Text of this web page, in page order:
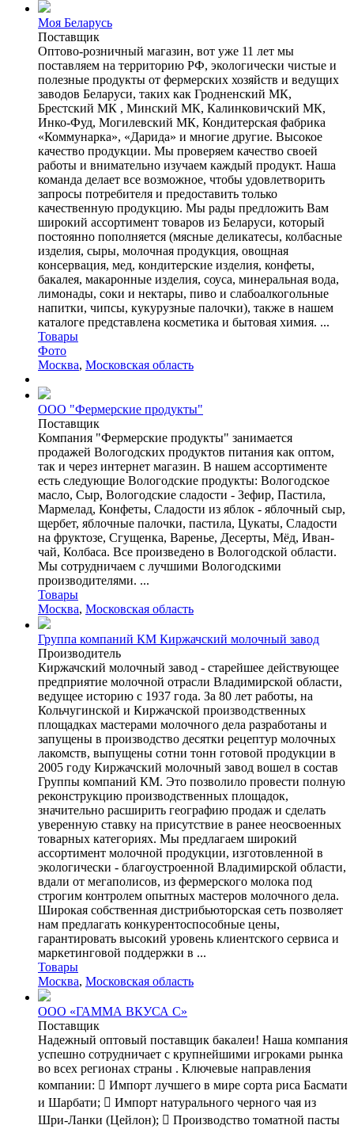
Моя Беларусь
Поставщик
Оптово-розничный магазин, вот уже 11 лет мы
поставляем на территорию РФ, экологически чистые и
полезные продукты от фермерских хозяйств и ведущих
заводов Беларуси, таких как Гродненский МК,
Брестский МК , Минский МК, Калинковичский МК,
Инко-Фуд, Могилевский МК, Кондитерская фабрика
«Коммунарка», «Дарида» и многие другие. Высокое
качество продукции. Мы проверяем качество своей
работы и внимательно изучаем каждый продукт. Наша
команда делает все возможное, чтобы удовлетворить
запросы потребителя и предоставить только
качественную продукцию. Мы рады предложить Вам
широкий ассортимент товаров из Беларуси, который
постоянно пополняется (мясные деликатесы, колбасные
изделия, сыры, молочная продукция, овощная
консервация, мед, кондитерские изделия, конфеты,
бакалея, макаронные изделия, соуса, минеральная вода,
лимонады, соки и нектары, пиво и слабоалкогольные
напитки, чипсы, кукурузные палочки), также в нашем
каталоге представлена косметика и бытовая химия. ...
Товары
Фото
Москва, Московская область
ООО "Фермерские продукты"
Поставщик
Компания "Фермерские продукты" занимается
продажей Вологодских продуктов питания как оптом,
так и через интернет магазин. В нашем ассортименте
есть следующие Вологодские продукты: Вологодское
масло, Сыр, Вологодские сладости - Зефир, Пастила,
Мармелад, Конфеты, Сладости из яблок - яблочный сыр,
щербет, яблочные палочки, пастила, Цукаты, Сладости
на фруктозе, Сгущенка, Варенье, Десерты, Мёд, Иван-
чай, Колбаса. Все произведено в Вологодской области.
Мы сотрудничаем с лучшими Вологодскими
производителями. ...
Товары
Москва, Московская область
Группа компаний КМ Киржачский молочный завод
Производитель
Киржачский молочный завод - старейшее действующее
предприятие молочной отрасли Владимирской области,
ведущее историю с 1937 года. За 80 лет работы, на
Кольчугинской и Киржачской производственных
площадках мастерами молочного дела разработаны и
запущены в производство десятки рецептур молочных
лакомств, выпущены сотни тонн готовой продукции в
2005 году Киржачский молочный завод вошел в состав
Группы компаний КМ. Это позволило провести полную
реконструкцию производственных площадок,
значительно расширить географию продаж и сделать
уверенную ставку на присутствие в ранее неосвоенных
товарных категориях. Мы предлагаем широкий
ассортимент молочной продукции, изготовленной в
экологически - благоустроенной Владимирской области,
вдали от мегаполисов, из фермерского молока под
строгим контролем опытных мастеров молочного дела.
Широкая собственная дистрибьюторская сеть позволяет
нам предлагать конкурентоспособные цены,
гарантировать высокий уровень клиентского сервиса и
маркетинговой поддержки в ...
Товары
Москва, Московская область
ООО «ГАММА ВКУСА С»
Поставщик
Надежный оптовый поставщик бакалеи! Наша компания
успешно сотрудничает с крупнейшими игроками рынка
во всех регионах страны . Ключевые направления
компании:  Импорт лучшего в мире сорта риса Басмати
и Шарбати;  Импорт натурального черного чая из
Шри-Ланки (Цейлон);  Производство томатной пасты